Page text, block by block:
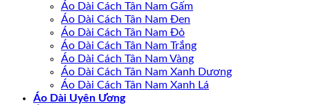
Áo Dài Cách Tân Nam Gấm
Áo Dài Cách Tân Nam Đen
Áo Dài Cách Tân Nam Đỏ
Áo Dài Cách Tân Nam Trắng
Áo Dài Cách Tân Nam Vàng
Áo Dài Cách Tân Nam Xanh Dương
Áo Dài Cách Tân Nam Xanh Lá
Áo Dài Uyên Ương